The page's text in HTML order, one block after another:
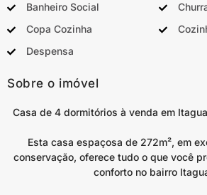
Banheiro Social
Copa Cozinha
Despensa
Sobre o imóvel
Casa de 4 dormitórios à venda em
Esta casa espaçosa de 272m², em
conservação, oferece tudo o que você
conforto no bairro